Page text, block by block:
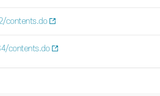
contents.do
contents.do